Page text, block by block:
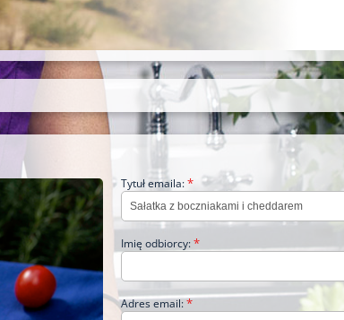
Tytuł emaila:*
Imię odbiorcy:*
Adres email:*